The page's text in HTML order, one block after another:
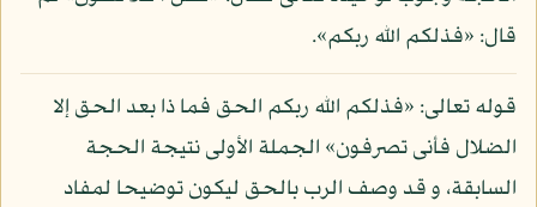
قال: «فذلكم الله ربكم».
قوله تعالى: «فذلكم الله ربكم الحق فما ذا بعد الحق إلا
الضلال فأنى تصرفون» الجملة الأولى نتيجة الحجة
السابقة، و قد وصف الرب بالحق ليكون توضيحا لمفاد